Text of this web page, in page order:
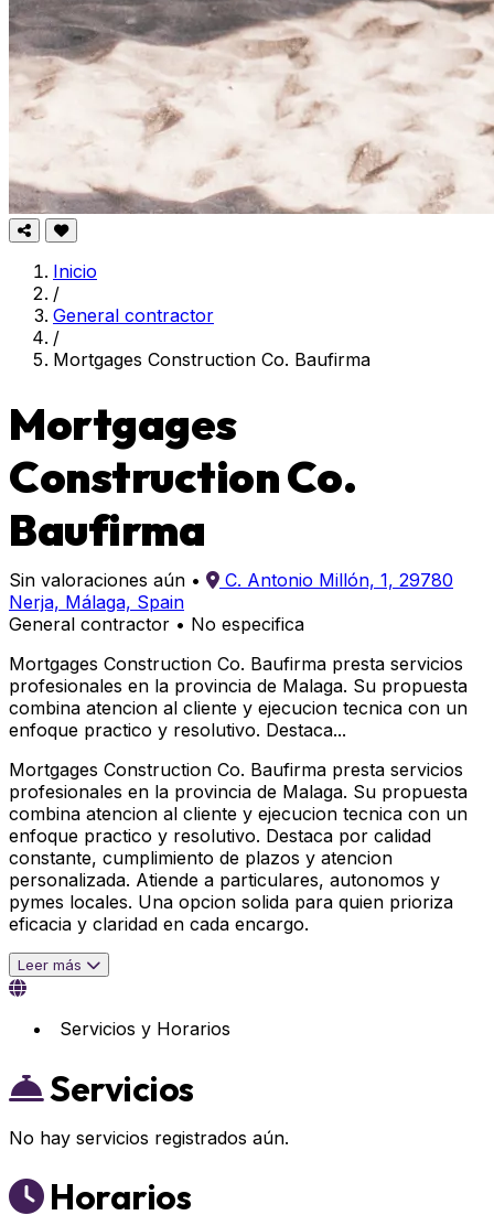
Inicio
/
General contractor
/
Mortgages Construction Co. Baufirma
Mortgages
Construction Co.
Baufirma
Sin valoraciones aún •
C. Antonio Millón, 1, 29780
Nerja, Málaga, Spain
General contractor • No especifica
Mortgages Construction Co. Baufirma presta servicios
profesionales en la provincia de Malaga. Su propuesta
combina atencion al cliente y ejecucion tecnica con un
enfoque practico y resolutivo. Destaca...
Mortgages Construction Co. Baufirma presta servicios
profesionales en la provincia de Malaga. Su propuesta
combina atencion al cliente y ejecucion tecnica con un
enfoque practico y resolutivo. Destaca por calidad
constante, cumplimiento de plazos y atencion
personalizada. Atiende a particulares, autonomos y
pymes locales. Una opcion solida para quien prioriza
eficacia y claridad en cada encargo.
Leer más
Servicios y Horarios
Servicios
No hay servicios registrados aún.
Horarios